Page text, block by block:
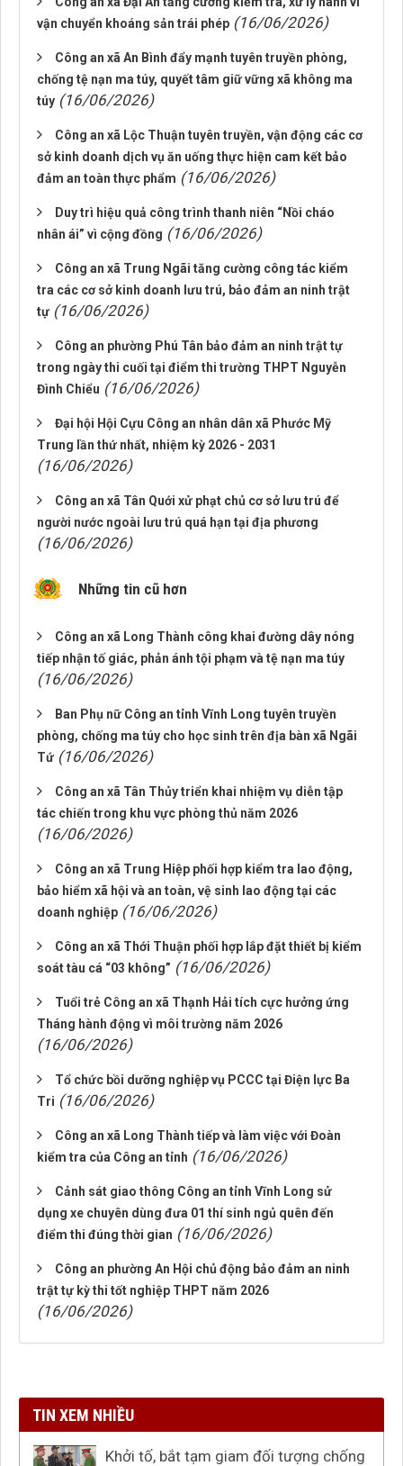
vận chuyển khoáng sản trái phép (16/06/2026)
Công an xã An Bình đẩy mạnh tuyên truyền phòng,
chống tệ nạn ma túy, quyết tâm giữ vững xã không ma
túy (16/06/2026)
Công an xã Lộc Thuận tuyên truyền, vận động các cơ
sở kinh doanh dịch vụ ăn uống thực hiện cam kết bảo
đảm an toàn thực phẩm (16/06/2026)
Duy trì hiệu quả công trình thanh niên “Nồi cháo
nhân ái” vì cộng đồng (16/06/2026)
Công an xã Trung Ngãi tăng cường công tác kiểm
tra các cơ sở kinh doanh lưu trú, bảo đảm an ninh trật
tự (16/06/2026)
Công an phường Phú Tân bảo đảm an ninh trật tự
trong ngày thi cuối tại điểm thi trường THPT Nguyễn
Đình Chiểu (16/06/2026)
Đại hội Hội Cựu Công an nhân dân xã Phước Mỹ
Trung lần thứ nhất, nhiệm kỳ 2026 - 2031
(16/06/2026)
Công an xã Tân Quới xử phạt chủ cơ sở lưu trú để
người nước ngoài lưu trú quá hạn tại địa phương
(16/06/2026)
Những tin cũ hơn
Công an xã Long Thành công khai đường dây nóng
tiếp nhận tố giác, phản ánh tội phạm và tệ nạn ma túy
(16/06/2026)
Ban Phụ nữ Công an tỉnh Vĩnh Long tuyên truyền
phòng, chống ma túy cho học sinh trên địa bàn xã Ngãi
Tứ (16/06/2026)
Công an xã Tân Thủy triển khai nhiệm vụ diễn tập
tác chiến trong khu vực phòng thủ năm 2026
(16/06/2026)
Công an xã Trung Hiệp phối hợp kiểm tra lao động,
bảo hiểm xã hội và an toàn, vệ sinh lao động tại các
doanh nghiệp (16/06/2026)
Công an xã Thới Thuận phối hợp lắp đặt thiết bị kiểm
soát tàu cá “03 không” (16/06/2026)
Tuổi trẻ Công an xã Thạnh Hải tích cực hưởng ứng
Tháng hành động vì môi trường năm 2026
(16/06/2026)
Tổ chức bồi dưỡng nghiệp vụ PCCC tại Điện lực Ba
Tri (16/06/2026)
Công an xã Long Thành tiếp và làm việc với Đoàn
kiểm tra của Công an tỉnh (16/06/2026)
Cảnh sát giao thông Công an tỉnh Vĩnh Long sử
dụng xe chuyên dùng đưa 01 thí sinh ngủ quên đến
điểm thi đúng thời gian (16/06/2026)
Công an phường An Hội chủ động bảo đảm an ninh
trật tự kỳ thi tốt nghiệp THPT năm 2026
(16/06/2026)
TIN XEM NHIỀU
Khởi tố, bắt tạm giam đối tượng chống